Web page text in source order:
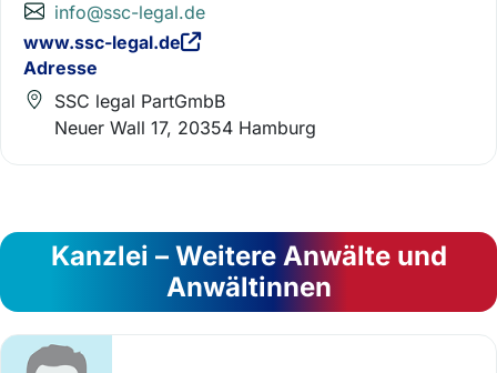
info@ssc-legal.de
www.ssc-legal.de
Adresse
SSC legal PartGmbB
Neuer Wall 17, 20354 Hamburg
Kanzlei – Weitere Anwälte und
Anwältinnen